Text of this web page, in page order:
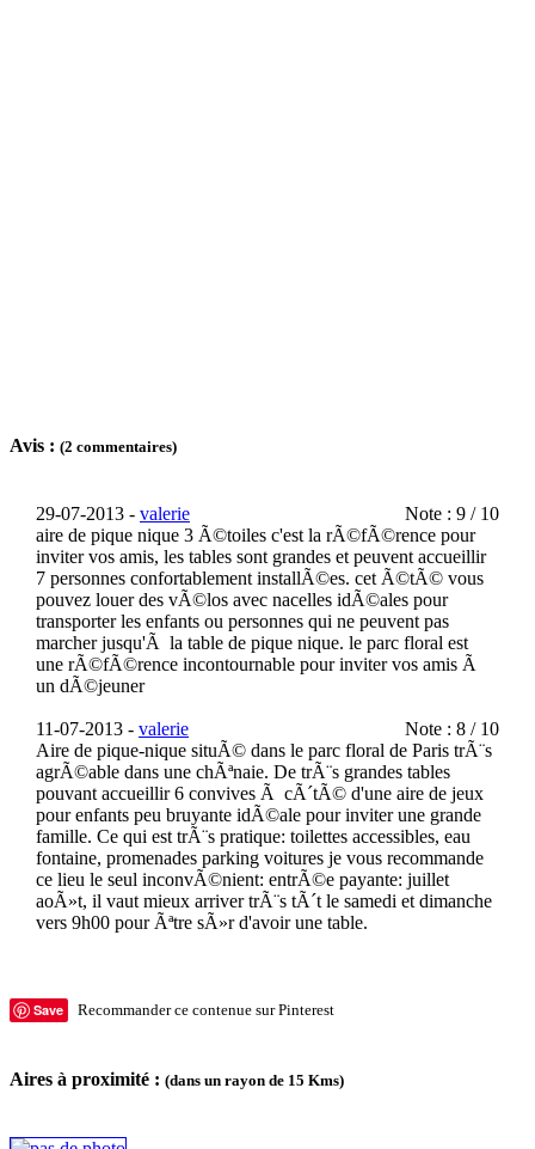
Avis : (2 commentaires)
29-07-2013 - valerie
Note : 9 / 10
aire de pique nique 3 Ã©toiles c'est la rÃ©fÃ©rence pour
inviter vos amis, les tables sont grandes et peuvent accueillir
7 personnes confortablement installÃ©es. cet Ã©tÃ© vous
pouvez louer des vÃ©los avec nacelles idÃ©ales pour
transporter les enfants ou personnes qui ne peuvent pas
marcher jusqu'Ã la table de pique nique. le parc floral est
une rÃ©fÃ©rence incontournable pour inviter vos amis Ã
un dÃ©jeuner
11-07-2013 - valerie
Note : 8 / 10
Aire de pique-nique situÃ© dans le parc floral de Paris trÃ¨s
agrÃ©able dans une chÃªnaie. De trÃ¨s grandes tables
pouvant accueillir 6 convives Ã cÃ´tÃ© d'une aire de jeux
pour enfants peu bruyante idÃ©ale pour inviter une grande
famille. Ce qui est trÃ¨s pratique: toilettes accessibles, eau
fontaine, promenades parking voitures je vous recommande
ce lieu le seul inconvÃ©nient: entrÃ©e payante: juillet
aoÃ»t, il vaut mieux arriver trÃ¨s tÃ´t le samedi et dimanche
vers 9h00 pour Ãªtre sÃ»r d'avoir une table.
Save Recommander ce contenue sur Pinterest
Aires à proximité : (dans un rayon de 15 Kms)